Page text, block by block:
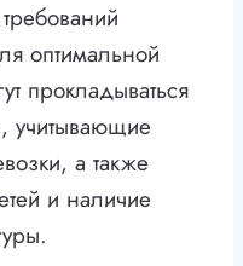
оптимальной
прокладываться
учитывающие
а также
и наличие